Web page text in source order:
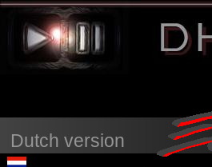
Dutch version
DH Records Ltd.